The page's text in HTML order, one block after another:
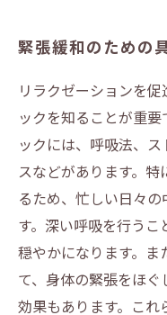
緊張緩和のための
リラクゼーションを
ックを知ることが重
ックには、呼吸法、
スなどがあります。
るため、忙しい日々
す。深い呼吸を行う
穏やかになります。ま
て、身体の緊張をほ
効果もあります。こ